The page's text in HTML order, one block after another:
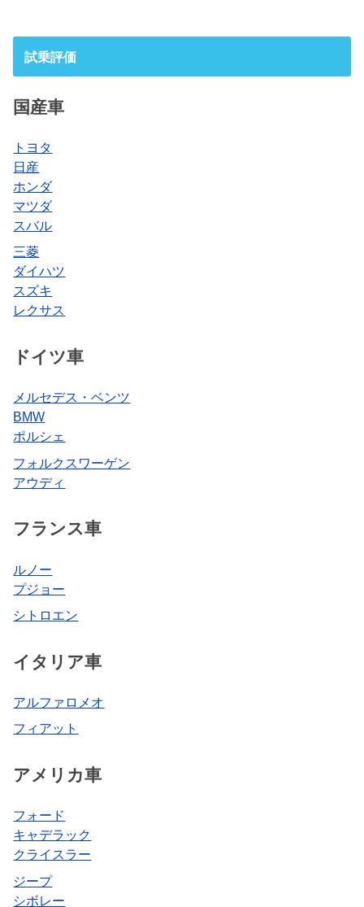
試乗評価
国産車
トヨタ
日産
ホンダ
マツダ
スバル
三菱
ダイハツ
スズキ
レクサス
ドイツ車
メルセデス・ベンツ
BMW
ポルシェ
フォルクスワーゲン
アウディ
フランス車
ルノー
プジョー
シトロエン
イタリア車
アルファロメオ
フィアット
アメリカ車
フォード
キャデラック
クライスラー
ジープ
シボレー